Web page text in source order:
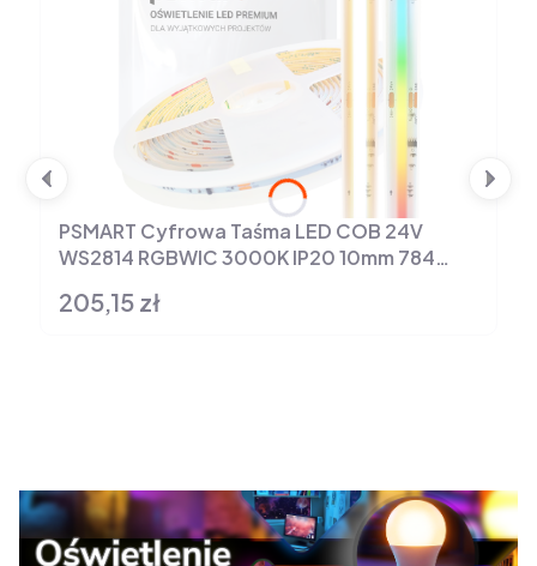
PSMART Cyfrowa Taśma LED COB 24V
WS2814 RGBWIC 3000K IP20 10mm 784
Cena
205,15 zł